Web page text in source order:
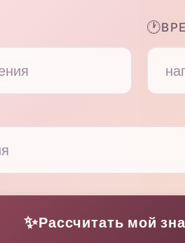
🕐
✨Рассчитать мой